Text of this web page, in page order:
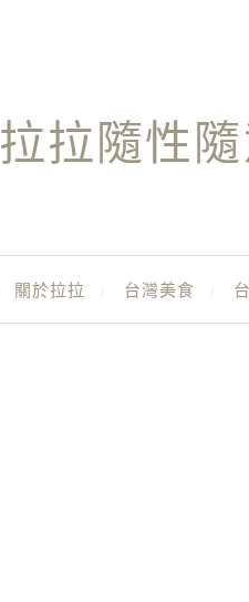
拉拉隨性
關於拉拉 台灣美食